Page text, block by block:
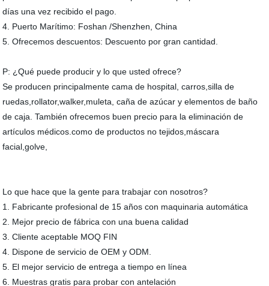
días una vez recibido el pago.
4. Puerto Marítimo: Foshan /Shenzhen, China
5. Ofrecemos descuentos: Descuento por gran cantidad.
P: ¿Qué puede producir y lo que usted ofrece?
Se producen principalmente cama de hospital, carros,silla de
ruedas,rollator,walker,muleta, caña de azúcar y elementos de baño
de caja. También ofrecemos buen precio para la eliminación de
artículos médicos.como de productos no tejidos,máscara
facial,golve,
Lo que hace que la gente para trabajar con nosotros?
1. Fabricante profesional de 15 años con maquinaria automática
2. Mejor precio de fábrica con una buena calidad
3. Cliente aceptable MOQ FIN
4. Dispone de servicio de OEM y ODM.
5. El mejor servicio de entrega a tiempo en línea
6. Muestras gratis para probar con antelación